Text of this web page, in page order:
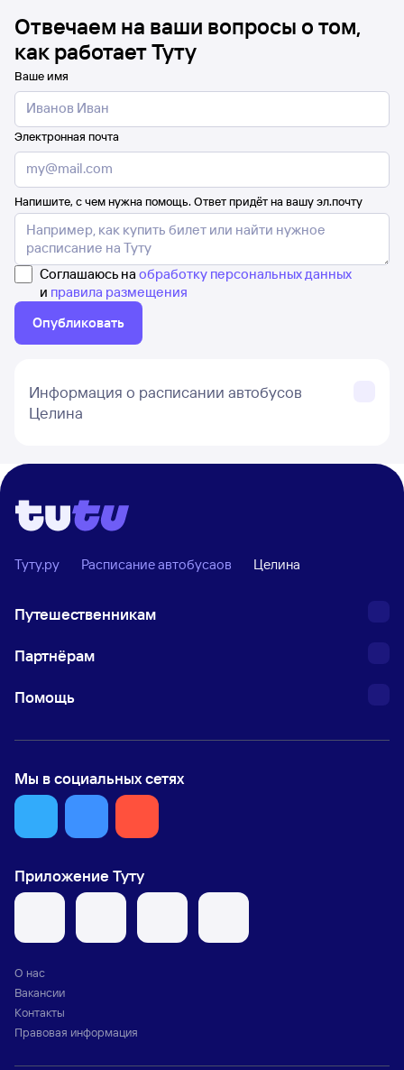
Отвечаем на ваши вопросы о том,
как работает Туту
Ваше имя
Электронная почта
Напишите, с чем нужна помощь. Ответ придёт на вашу эл.почту
Соглашаюсь на обработку персональных данных
и правила размещения
Опубликовать
Информация о расписании автобусов
Целина
Туту.ру Расписание автобусаов Целина
Путешественникам
Партнёрам
Помощь
Мы в социальных сетях
Приложение Туту
О нас
Вакансии
Контакты
Правовая информация